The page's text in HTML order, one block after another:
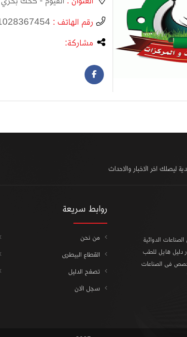
رقم الهاتف : / 01023221835
مشاركة:
ليصلك اخر الاخبار والاحداث
الدوائية
دليل هايل للطب
فى الصناعات
روابط سريعة
من نحن
القطاع البيطرى
تصفح الدليل
سجل الان